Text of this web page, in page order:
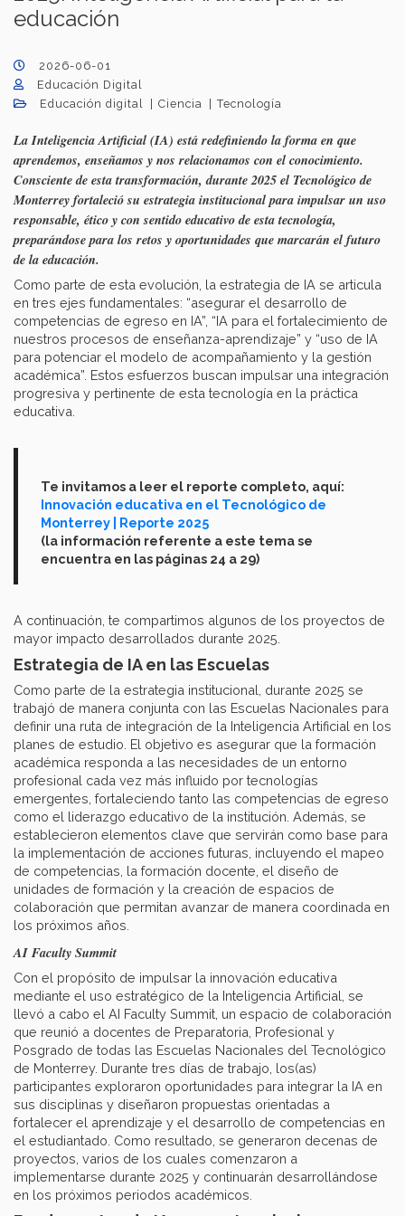
educación
2026-06-01
Educación Digital
Educación digital
Ciencia Tecnología
La Inteligencia Artificial (IA) está redefiniendo la forma en que
aprendemos, enseñamos y nos relacionamos con el conocimiento.
Consciente de esta transformación, durante 2025 el Tecnológico de
Monterrey fortaleció su estrategia institucional para impulsar un uso
responsable, ético y con sentido educativo de esta tecnología,
preparándose para los retos y oportunidades que marcarán el futuro
de la educación.
Como parte de esta evolución, la estrategia de IA se articula
en tres ejes fundamentales: “asegurar el desarrollo de
competencias de egreso en IA”, “IA para el fortalecimiento de
nuestros procesos de enseñanza-aprendizaje” y “uso de IA
para potenciar el modelo de acompañamiento y la gestión
académica”. Estos esfuerzos buscan impulsar una integración
progresiva y pertinente de esta tecnología en la práctica
educativa.
Te invitamos a leer el reporte completo, aquí:
Innovación educativa en el Tecnológico de
Monterrey | Reporte 2025
(la información referente a este tema se
encuentra en las páginas 24 a 29)
A continuación, te compartimos algunos de los proyectos de
mayor impacto desarrollados durante 2025.
Estrategia de IA en las Escuelas
Como parte de la estrategia institucional, durante 2025 se
trabajó de manera conjunta con las Escuelas Nacionales para
definir una ruta de integración de la Inteligencia Artificial en los
planes de estudio. El objetivo es asegurar que la formación
académica responda a las necesidades de un entorno
profesional cada vez más influido por tecnologías
emergentes, fortaleciendo tanto las competencias de egreso
como el liderazgo educativo de la institución. Además, se
establecieron elementos clave que servirán como base para
la implementación de acciones futuras, incluyendo el mapeo
de competencias, la formación docente, el diseño de
unidades de formación y la creación de espacios de
colaboración que permitan avanzar de manera coordinada en
los próximos años.
AI Faculty Summit
Con el propósito de impulsar la innovación educativa
mediante el uso estratégico de la Inteligencia Artificial, se
llevó a cabo el AI Faculty Summit, un espacio de colaboración
que reunió a docentes de Preparatoria, Profesional y
Posgrado de todas las Escuelas Nacionales del Tecnológico
de Monterrey. Durante tres días de trabajo, los(as)
participantes exploraron oportunidades para integrar la IA en
sus disciplinas y diseñaron propuestas orientadas a
fortalecer el aprendizaje y el desarrollo de competencias en
el estudiantado. Como resultado, se generaron decenas de
proyectos, varios de los cuales comenzaron a
implementarse durante 2025 y continuarán desarrollándose
en los próximos periodos académicos.